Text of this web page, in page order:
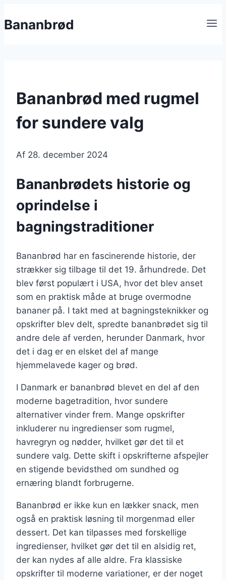
til
Bananbrød
Bananbrød med rugmel
for sundere valg
Af 28. december 2024
Bananbrødets historie og
oprindelse i
bagningstraditioner
Bananbrød har en fascinerende historie, der
strækker sig tilbage til det 19. århundrede. Det
blev først populært i USA, hvor det blev anset
som en praktisk måde at bruge overmodne
bananer på. I takt med at bagningsteknikker og
opskrifter blev delt, spredte bananbrødet sig til
andre dele af verden, herunder Danmark, hvor
det i dag er en elsket del af mange
hjemmelavede kager og brød.
I Danmark er bananbrød blevet en del af den
moderne bagetradition, hvor sundere
alternativer vinder frem. Mange opskrifter
inkluderer nu ingredienser som rugmel,
havregryn og nødder, hvilket gør det til et
sundere valg. Dette skift i opskrifterne afspejler
en stigende bevidsthed om sundhed og
ernæring blandt forbrugerne.
Bananbrød er ikke kun en lækker snack, men
også en praktisk løsning til morgenmad eller
dessert. Det kan tilpasses med forskellige
ingredienser, hvilket gør det til en alsidig ret,
der kan nydes af alle aldre. Fra klassiske
opskrifter til moderne variationer, er der noget